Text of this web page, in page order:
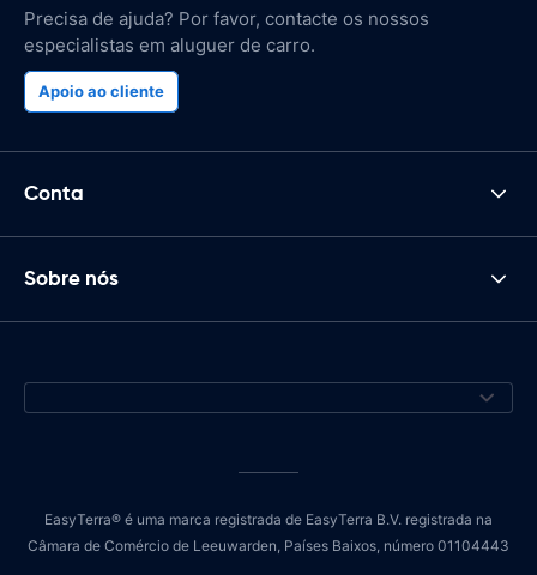
Precisa de ajuda? Por favor, contacte os nossos
especialistas em aluguer de carro.
Apoio ao cliente
Conta
Sobre nós
EasyTerra® é uma marca registrada de EasyTerra B.V. registrada na
Câmara de Comércio de Leeuwarden, Países Baixos, número 01104443